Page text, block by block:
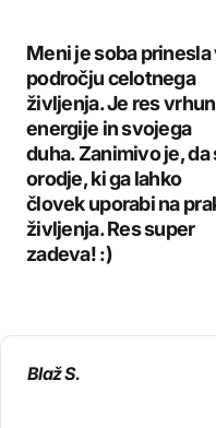
Meni je soba
področju celotnega
življenja. Je res
energije in svojega
duha. Zanimivo je,
orodje, ki ga lahko
človek uporabi na
življenja. Res super
zadeva! :)
Blaž S.